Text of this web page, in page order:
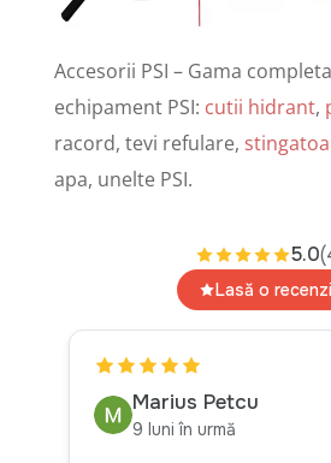
Accesorii PSI – Gama
echipament PSI: cutii hidrant,
racord, tevi refulare,
apa, unelte PSI.